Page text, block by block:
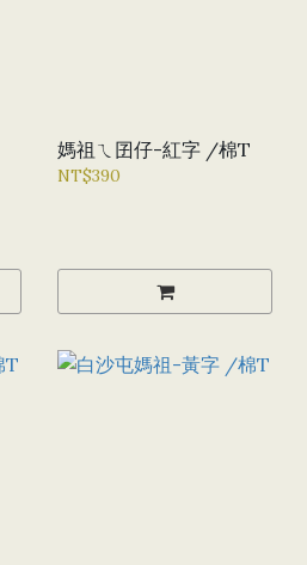
媽祖ㄟ囝仔-紅字 /棉T
NT$390